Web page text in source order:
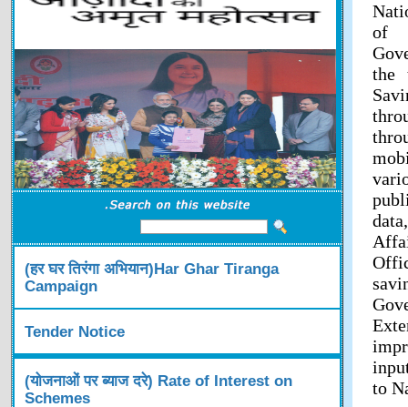
(हर घर तिरंगा अभियान)Har Ghar Tiranga
Campaign
Tender Notice
(योजनाओं पर ब्याज दरे) Rate of Interest on
Schemes
of
the
to